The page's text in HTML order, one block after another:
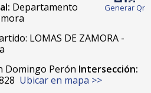
Generar Qr
Departamento
LOMAS DE ZAMORA -
Domingo Perón Intersección:
Ubicar en mapa >>